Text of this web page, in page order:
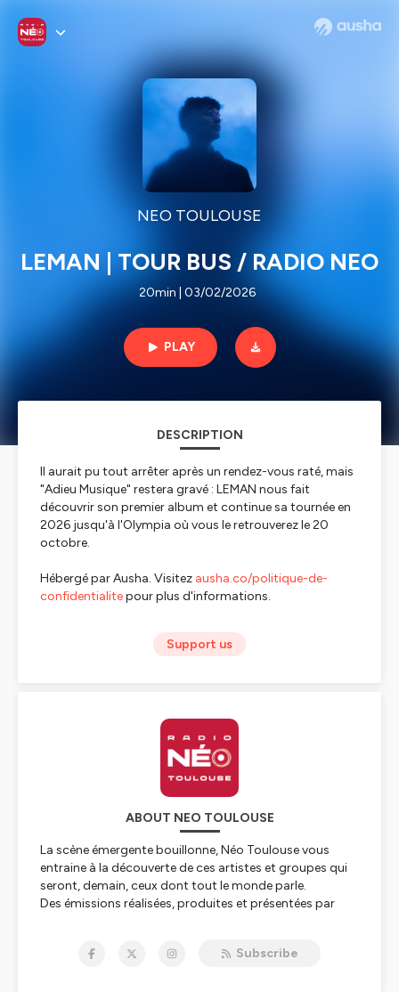
NEO TOULOUSE
LEMAN | TOUR BUS / RADIO NEO
20min | 03/02/2026
PLAY
DESCRIPTION
Il aurait pu tout arrêter après un rendez-vous raté, mais
"Adieu Musique" restera gravé : LEMAN nous fait
découvrir son premier album et continue sa tournée en
2026 jusqu'à l'Olympia où vous le retrouverez le 20
octobre.
Hébergé par Ausha. Visitez ausha.co/politique-de-
confidentialitepour plus d'informations.
Support us
ABOUT NEO TOULOUSE
La scène émergente bouillonne, Néo Toulouse vous
entraine à la découverte de ces artistes et groupes qui
seront, demain, ceux dont tout le monde parle.
Des émissions réalisées, produites et présentées par
Subscribe